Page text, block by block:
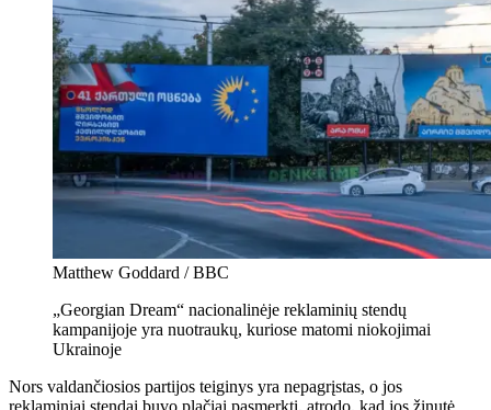
Matthew Goddard / BBC
„Georgian Dream“ nacionalinėje reklaminių stendų
kampanijoje yra nuotraukų, kuriose matomi niokojimai
Ukrainoje
Nors valdančiosios partijos teiginys yra nepagrįstas, o jos
reklaminiai stendai buvo plačiai pasmerkti, atrodo, kad jos žinutė